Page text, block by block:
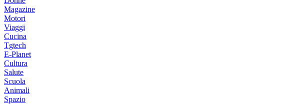
Magazine
Motori
Viaggi
Cucina
Tgtech
E-Planet
Cultura
Salute
Scuola
Animali
Spazio